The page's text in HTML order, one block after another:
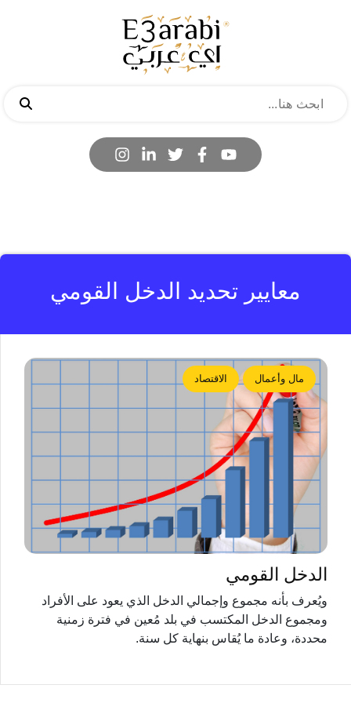
معايير تحديد الدخل القومي
مال وأعمال الاقتصاد
الدخل القومي
ويُعرف بأنه مجموع وإجمالي الدخل الذي يعود على الأفراد
ومجموع الدخل المكتسب في بلد مُعين في فترة زمنية
محددة، وعادة ما يُقاس بنهاية كل سنة.